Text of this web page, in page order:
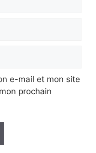
e-mail et mon site
prochain